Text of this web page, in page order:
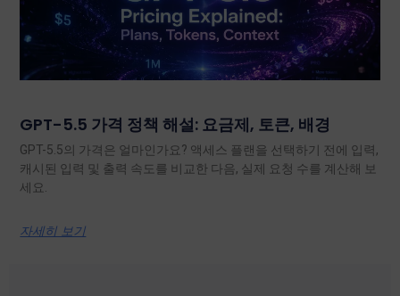
GPT-5.5 가격 정책 해설: 요금제, 토큰, 배경
GPT-5.5의 가격은 얼마인가요? 액세스 플랜을 선택하기 전에 입력,
캐시된 입력 및 출력 속도를 비교한 다음, 실제 요청 수를 계산해 보
세요.
자세히 보기